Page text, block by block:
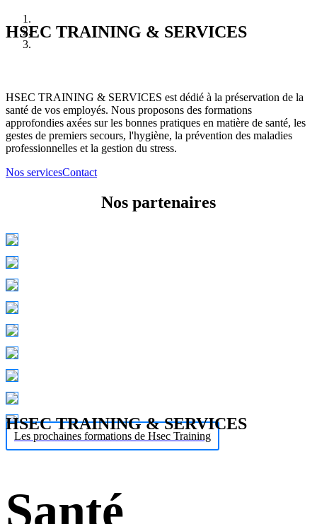
HSEC TRAINING & SERVICES
HSEC TRAINING & SERVICES est dédié à la préservation de la
santé de vos employés. Nous proposons des formations
approfondies axées sur les bonnes pratiques en matière de santé, les
gestes de premiers secours, l'hygiène, la prévention des maladies
professionnelles et la gestion du stress.
Nos servicesContact
Nos partenaires
Les prochaines formations de Hsec Training
HSEC TRAINING & SERVICES
Santé